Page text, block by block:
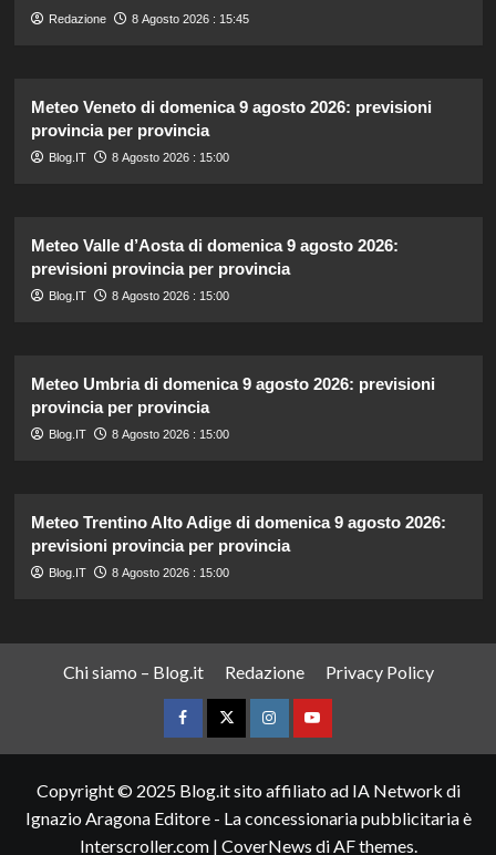
Redazione 8 Agosto 2026 : 15:45
Meteo Veneto di domenica 9 agosto 2026: previsioni
provincia per provincia
Blog.IT 8 Agosto 2026 : 15:00
Meteo Valle d’Aosta di domenica 9 agosto 2026:
previsioni provincia per provincia
Blog.IT 8 Agosto 2026 : 15:00
Meteo Umbria di domenica 9 agosto 2026: previsioni
provincia per provincia
Blog.IT 8 Agosto 2026 : 15:00
Meteo Trentino Alto Adige di domenica 9 agosto 2026:
previsioni provincia per provincia
Blog.IT 8 Agosto 2026 : 15:00
Chi siamo – Blog.it Redazione Privacy Policy
FacebookTwitterInstagramYouTube
Copyright © 2025 Blog.it sito affiliato ad IA Network di
Ignazio Aragona Editore - La concessionaria pubblicitaria è
Interscroller.com | CoverNews di AF themes.